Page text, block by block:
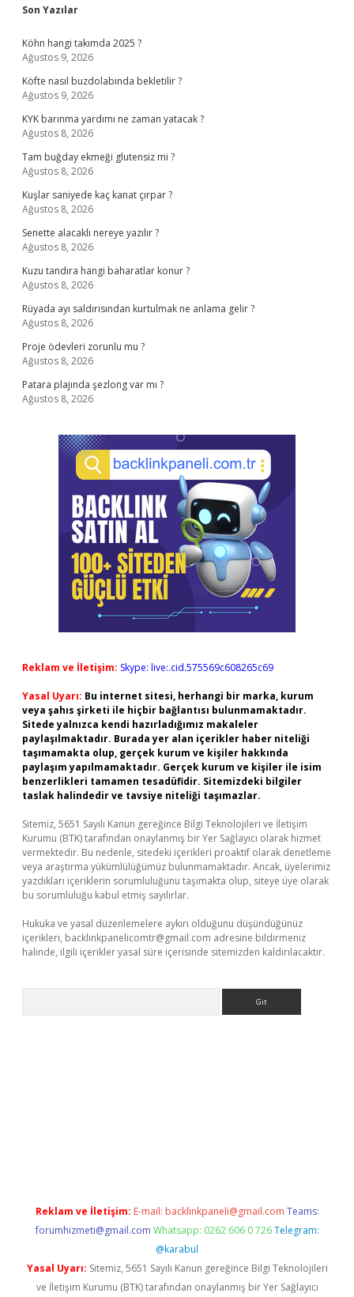
Sidebar
Son Yazılar
Köhn hangi takımda 2025 ?
Ağustos 9, 2026
Köfte nasıl buzdolabında bekletilir ?
Ağustos 9, 2026
KYK barınma yardımı ne zaman yatacak ?
Ağustos 8, 2026
Tam buğday ekmeği glutensiz mi ?
Ağustos 8, 2026
Kuşlar saniyede kaç kanat çırpar ?
Ağustos 8, 2026
Senette alacaklı nereye yazılır ?
Ağustos 8, 2026
Kuzu tandıra hangi baharatlar konur ?
Ağustos 8, 2026
Rüyada ayı saldırısından kurtulmak ne anlama gelir ?
Ağustos 8, 2026
Proje ödevleri zorunlu mu ?
Ağustos 8, 2026
Patara plajında şezlong var mı ?
Ağustos 8, 2026
Reklam ve İletişim: Skype: live:.cid.575569c608265c69
Yasal Uyarı: Bu internet sitesi, herhangi bir marka, kurum
veya şahıs şirketi ile hiçbir bağlantısı bulunmamaktadır.
Sitede yalnızca kendi hazırladığımız makaleler
paylaşılmaktadır. Burada yer alan içerikler haber niteliği
taşımamakta olup, gerçek kurum ve kişiler hakkında
paylaşım yapılmamaktadır. Gerçek kurum ve kişiler ile isim
benzerlikleri tamamen tesadüfidir. Sitemizdeki bilgiler
taslak halindedir ve tavsiye niteliği taşımazlar.
Sitemiz, 5651 Sayılı Kanun gereğince Bilgi Teknolojileri ve İletişim
Kurumu (BTK) tarafından onaylanmış bir Yer Sağlayıcı olarak hizmet
vermektedir. Bu nedenle, sitedeki içerikleri proaktif olarak denetleme
veya araştırma yükümlülüğümüz bulunmamaktadır. Ancak, üyelerimiz
yazdıkları içeriklerin sorumluluğunu taşımakta olup, siteye üye olarak
bu sorumluluğu kabul etmiş sayılırlar.
Hukuka ve yasal düzenlemelere aykırı olduğunu düşündüğünüz
içerikleri, backlinkpanelicomtr@gmail.com adresine bildirmeniz
halinde, ilgili içerikler yasal süre içerisinde sitemizden kaldırılacaktır.
Reklam ve İletişim: E-mail: backlinkpaneli@gmail.com Teams:
forumhizmeti@gmail.com Whatsapp: 0262 606 0 726 Telegram:
@karabul
Yasal Uyarı: Sitemiz, 5651 Sayılı Kanun gereğince Bilgi Teknolojileri
ve İletişim Kurumu (BTK) tarafından onaylanmış bir Yer Sağlayıcı